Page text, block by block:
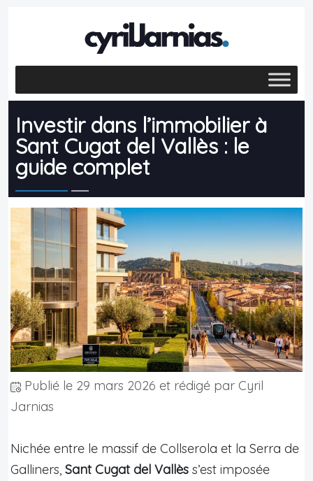
Investir dans l’immobilier à
Sant Cugat del Vallès : le
guide complet
Publié le 29 mars 2026 et rédigé par Cyril
Jarnias
Nichée entre le massif de Collserola et la Serra de
Galliners, Sant Cugat del Vallès s’est imposée